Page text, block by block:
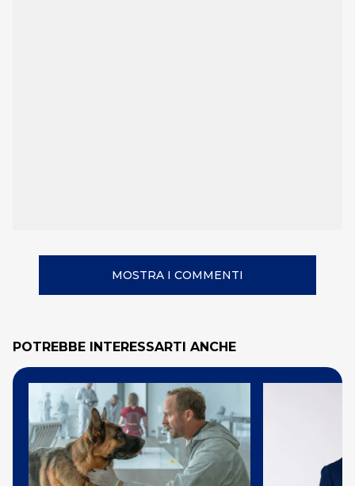
MOSTRA I COMMENTI
POTREBBE INTERESSARTI ANCHE